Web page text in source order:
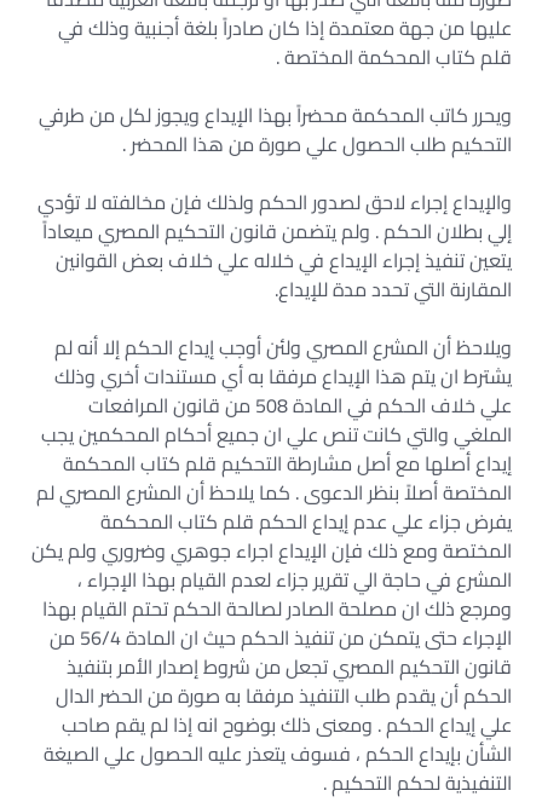
عليها من جهة معتمدة إذا كان صادراً بلغة أجنبية وذلك في
قلم كتاب المحكمة المختصة .
ويحرر كاتب المحكمة محضراً بهذا الإيداع ويجوز لكل من طرفي
التحكيم طلب الحصول علي صورة من هذا المحضر .
والإيداع إجراء لاحق لصدور الحكم ولذلك فإن مخالفته لا تؤدي
إلي بطلان الحكم . ولم يتضمن قانون التحكيم المصري ميعاداً
يتعين تنفيذ إجراء الإيداع في خلاله علي خلاف بعض القوانين
المقارنة التي تحدد مدة للإيداع.
ويلاحظ أن المشرع المصري ولئن أوجب إيداع الحكم إلا أنه لم
يشترط ان يتم هذا الإيداع مرفقا به أي مستندات أخري وذلك
علي خلاف الحكم في المادة 508 من قانون المرافعات
الملغي والتي كانت تنص علي ان جميع أحكام المحكمين يجب
إيداع أصلها مع أصل مشارطة التحكيم قلم كتاب المحكمة
المختصة أصلاً بنظر الدعوى . كما يلاحظ أن المشرع المصري لم
يفرض جزاء علي عدم إيداع الحكم قلم كتاب المحكمة
المختصة ومع ذلك فإن الإيداع اجراء جوهري وضروري ولم يكن
المشرع في حاجة الي تقرير جزاء لعدم القيام بهذا الإجراء ،
ومرجع ذلك ان مصلحة الصادر لصالحة الحكم تحتم القيام بهذا
الإجراء حتى يتمكن من تنفيذ الحكم حيث ان المادة 56/4 من
قانون التحكيم المصري تجعل من شروط إصدار الأمر بتنفيذ
الحكم أن يقدم طلب التنفيذ مرفقا به صورة من الحضر الدال
علي إيداع الحكم . ومعنى ذلك بوضوح انه إذا لم يقم صاحب
الشأن بإيداع الحكم ، فسوف يتعذر عليه الحصول علي الصيغة
التنفيذية لحكم التحكيم .